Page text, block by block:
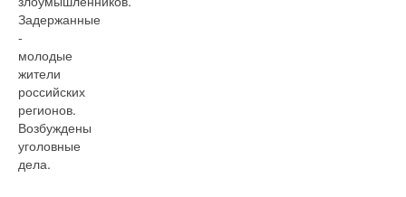
Задержанные
-
молодые
жители
российских
регионов.
Возбуждены
уголовные
дела.